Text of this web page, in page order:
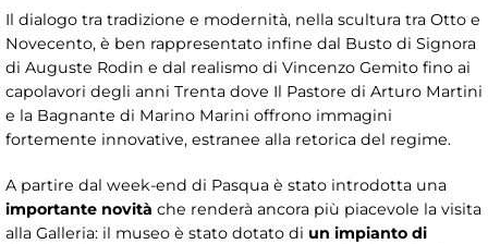
Il dialogo tra tradizione e modernità, nella scultura tra Otto e
Novecento, è ben rappresentato infine dal Busto di Signora
di Auguste Rodin e dal realismo di Vincenzo Gemito fino ai
capolavori degli anni Trenta dove Il Pastore di Arturo Martini
e la Bagnante di Marino Marini offrono immagini
fortemente innovative, estranee alla retorica del regime.
A partire dal week-end di Pasqua è stato introdotta una
importante novità che renderà ancora più piacevole la visita
alla Galleria: il museo è stato dotato di un impianto di